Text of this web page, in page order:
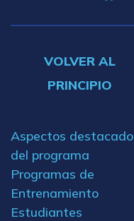
VOLVER AL
PRINCIPIO
Aspectos
del programa
Programas de
Entrenamiento
Estudiantes